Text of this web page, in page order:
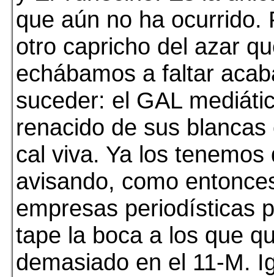
que aún no ha ocurrido.
otro capricho del azar
echábamos a faltar
suceder: el GAL
renacido de sus
cal viva. Ya los tenemos
avisando, como
empresas periodísticas
tape la boca a los que
demasiado en el 11-M.